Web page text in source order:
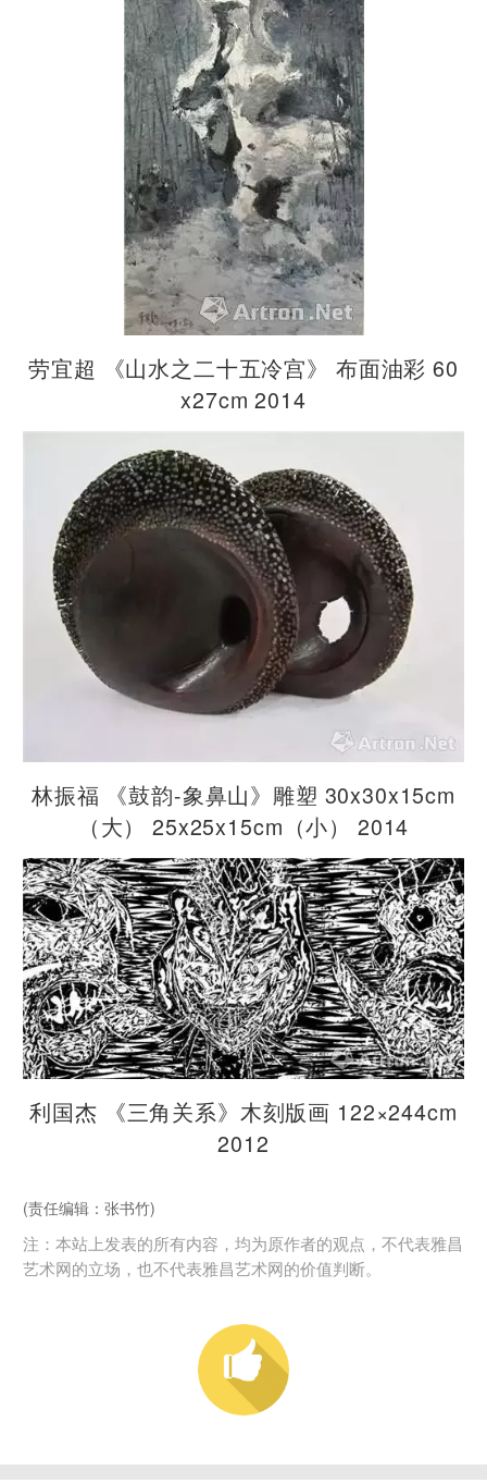
劳宜超 《山水之二十五冷宫》 布面油彩 60
x27cm 2014
林振福 《鼓韵-象鼻山》雕塑 30x30x15cm
（大） 25x25x15cm（小） 2014
利国杰 《三角关系》木刻版画 122×244cm
2012
(责任编辑：张书竹)
注：本站上发表的所有内容，均为原作者的观点，不代表雅昌
艺术网的立场，也不代表雅昌艺术网的价值判断。